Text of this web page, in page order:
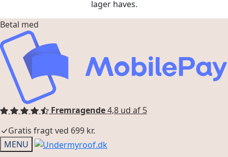
lager haves.
Betal med
Fremragende4,8 ud af 5
Gratis fragt ved 699 kr.
MENU